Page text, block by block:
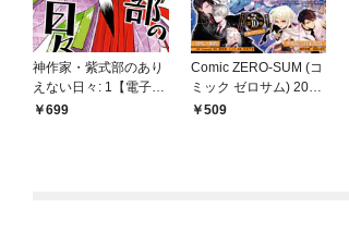
神作家・紫式部のあり
えない日々: 1【電子限
定描き下ろしペーパー
699
Comic ZERO-SUM (コ
ミック ゼロサム) 2025
年1月号[雑誌]
509